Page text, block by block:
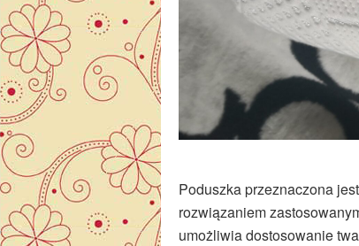
Poduszka przeznaczona
rozwiązaniem
umożliwia dostosowanie